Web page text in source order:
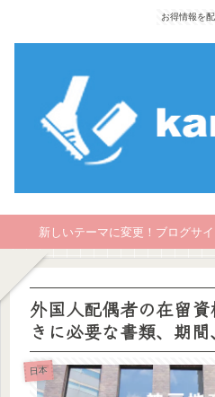
お得情報を配
新しいテーマに変更！ブログサ
外国人配偶者の在留
きに必要な書類、期
日本